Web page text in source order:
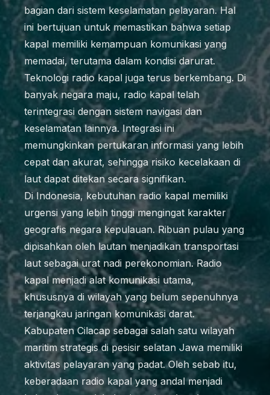
bagian dari sistem keselamatan pelayaran. Hal
ini bertujuan untuk memastikan bahwa setiap
kapal memiliki kemampuan komunikasi yang
memadai, terutama dalam kondisi darurat.
Teknologi radio kapal juga terus berkembang. Di
banyak negara maju, radio kapal telah
terintegrasi dengan sistem navigasi dan
keselamatan lainnya. Integrasi ini
memungkinkan pertukaran informasi yang lebih
cepat dan akurat, sehingga risiko kecelakaan di
laut dapat ditekan secara signifikan.
Di Indonesia, kebutuhan radio kapal memiliki
urgensi yang lebih tinggi mengingat karakter
geografis negara kepulauan. Ribuan pulau yang
dipisahkan oleh lautan menjadikan transportasi
laut sebagai urat nadi perekonomian. Radio
kapal menjadi alat komunikasi utama,
khususnya di wilayah yang belum sepenuhnya
terjangkau jaringan komunikasi darat.
Kabupaten Cilacap sebagai salah satu wilayah
maritim strategis di pesisir selatan Jawa memiliki
aktivitas pelayaran yang padat. Oleh sebab itu,
keberadaan radio kapal yang andal menjadi